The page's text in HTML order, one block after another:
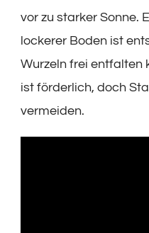
vor zu starker Sonne.
lockerer Boden ist
Wurzeln frei entfalten
ist förderlich, doch
vermeiden.